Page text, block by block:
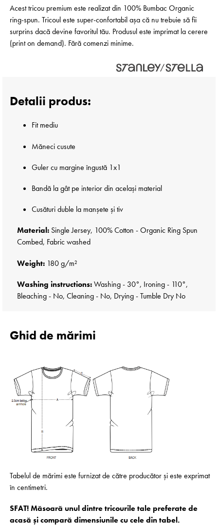
Acest tricou premium este realizat din 100% Bumbac Organic
ring-spun. Tricoul este super-confortabil așa că nu trebuie să fii
surprins dacă devine favoritul tău. Produsul este imprimat la cerere
(print on demand). Fără comenzi minime.
Detalii produs:
Fit mediu
Măneci cusute
Guler cu margine îngustă 1x1
Bandă la gât pe interior din același material
Cusături duble la manșete și tiv
Material: Single Jersey, 100% Cotton - Organic Ring Spun
Combed, Fabric washed
Weight: 180 g/m²
Washing instructions:Washing - 30°, Ironing - 110°,
Bleaching - No, Cleaning - No, Drying - Tumble Dry No
Ghid de mărimi
Tabelul de mărimi este furnizat de către producător și este exprimat
în centimetri.
SFAT! Măsoară unul dintre tricourile tale preferate de
acasă și compară dimensiunile cu cele din tabel.